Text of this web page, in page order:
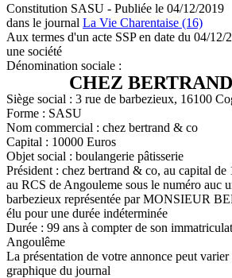
Constitution SASU - Publiée le 04/12/2019
dans le journal La Vie Charentaise (16)
Aux termes d'un acte SSP en date du 04/12/
une société
Dénomination sociale :
CHEZ
Siège social : 3 rue de barbezieux, 16100
Forme : SASU
Nom commercial : chez bertrand & co
Capital : 10000 Euros
Objet social : boulangerie pâtisserie
Président : chez bertrand & co, au capital
au RCS de Angouleme sous le numéro auc
barbezieux représentée par MONSIEUR
élu pour une durée indéterminée
Durée : 99 ans à compter de son
Angoulême
La présentation de votre annonce peut
graphique du journal